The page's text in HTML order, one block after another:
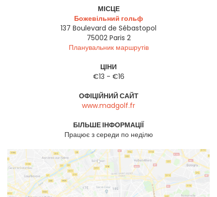
МІСЦЕ
Божевільний гольф
137 Boulevard de Sébastopol
75002 Paris 2
Планувальник маршрутів
ЦІНИ
€13 - €16
ОФІЦІЙНИЙ САЙТ
www.madgolf.fr
БІЛЬШЕ ІНФОРМАЦІЇ
Працює з середи по неділю